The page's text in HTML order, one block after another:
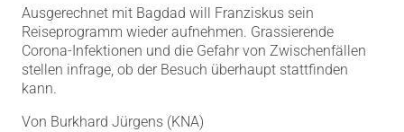
Ausgerechnet mit Bagdad will Franziskus sein
Reiseprogramm wieder aufnehmen. Grassierende
Corona-Infektionen und die Gefahr von Zwischenfällen
stellen infrage, ob der Besuch überhaupt stattfinden
kann.
Von Burkhard Jürgens (KNA)